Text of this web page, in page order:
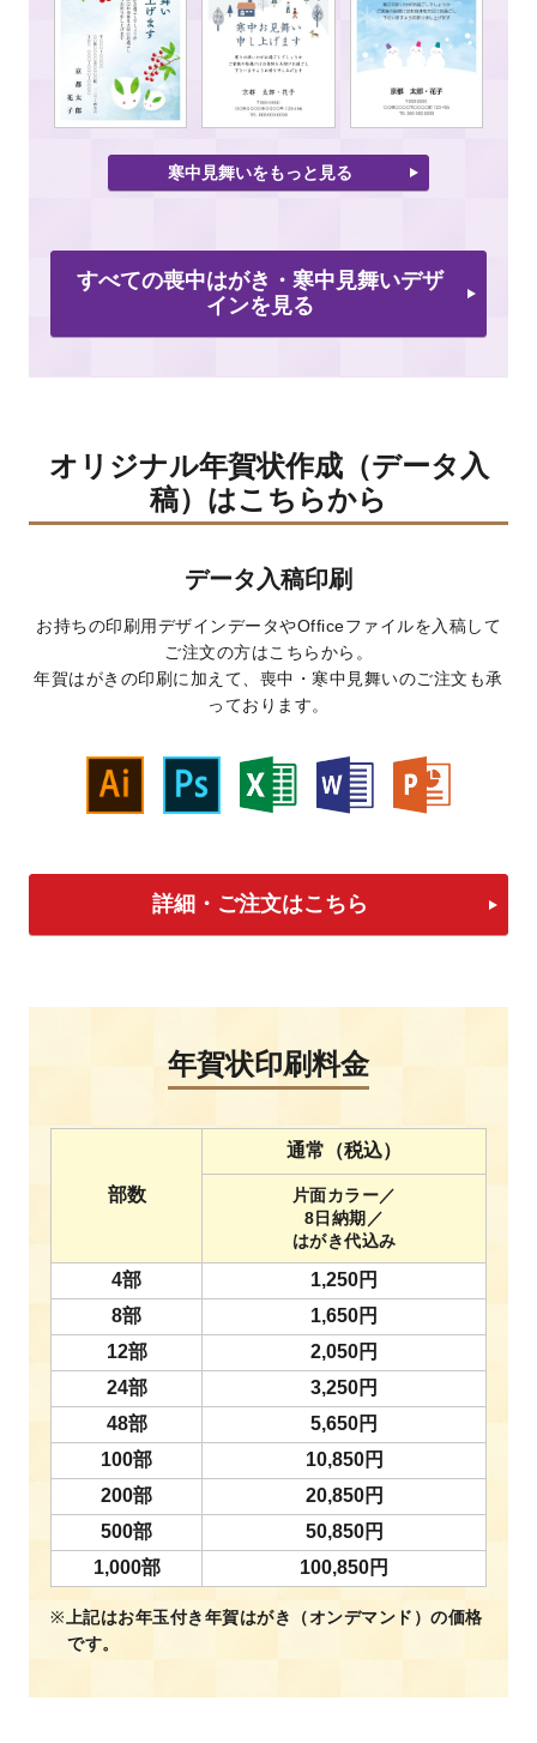
寒中見舞いをもっと見る
すべての喪中はがき・寒中見舞いデザ
インを見る
オリジナル年賀状作成（データ入
稿）はこちらから
データ入稿印刷
お持ちの印刷用デザインデータやOfficeファイルを入稿して
ご注文の方はこちらから。
年賀はがきの印刷に加えて、喪中・寒中見舞いのご注文も承
っております。
詳細・ご注文はこちら
年賀状印刷料金
部数
通常（税込）
片面カラー／
8日納期／
はがき代込み
4部
1,250円
8部
1,650円
12部
2,050円
24部
3,250円
48部
5,650円
100部
10,850円
200部
20,850円
500部
50,850円
1,000部
100,850円
上記はお年玉付き年賀はがき（オンデマンド）の価格
です。